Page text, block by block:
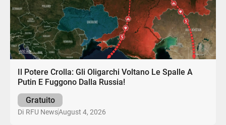
Il Potere Crolla: Gli Oligarchi Voltano Le Spalle A
Putin E Fuggono Dalla Russia!
Gratuito
Di RFU NewsAugust 4, 2026